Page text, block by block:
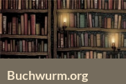
Zum
Inhalt
springen
Buchwurm.org